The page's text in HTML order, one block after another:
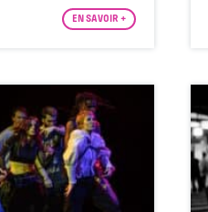
EN SAVOIR +